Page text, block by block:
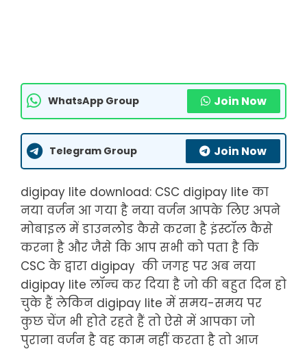
WhatsApp Group Join Now
Telegram Group Join Now
digipay lite download: CSC digipay lite का
नया वर्जन आ गया है नया वर्जन आपके लिए अपने
मोबाइल में डाउनलोड कैसे करना है इंस्टॉल कैसे
करना है और जैसे कि आप सभी को पता है कि
CSC के द्वारा digipay की जगह पर अब नया
digipay lite लॉन्च कर दिया है जो की बहुत दिन हो
चुके हैं लेकिन digipay lite में समय-समय पर
कुछ चेंज भी होते रहते हैं तो ऐसे में आपका जो
पुराना वर्जन है वह काम नहीं करता है तो आज